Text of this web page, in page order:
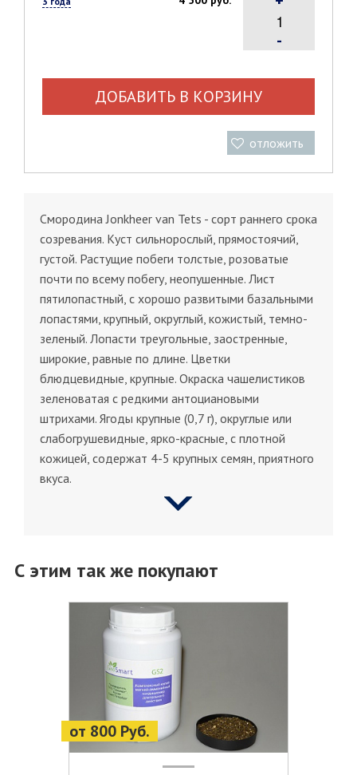
-
ДОБАВИТЬ В КОРЗИНУ
отложить
Смородина Jonkheer van Tets - сорт раннего срока
созревания. Куст сильнорослый, прямостоячий,
густой. Растущие побеги толстые, розоватые
почти по всему побегу, неопушенные. Лист
пятилопастный, с хорошо развитыми базальными
лопастями, крупный, округлый, кожистый, темно-
зеленый. Лопасти треугольные, заостренные,
широкие, равные по длине. Цветки
блюдцевидные, крупные. Окраска чашелистиков
зеленоватая с редкими антоциановыми
штрихами. Ягоды крупные (0,7 г), округлые или
слабогрушевидные, ярко-красные, с плотной
кожицей, содержат 4-5 крупных семян, приятного
вкуса.
С этим так же покупают
от 800 Руб.